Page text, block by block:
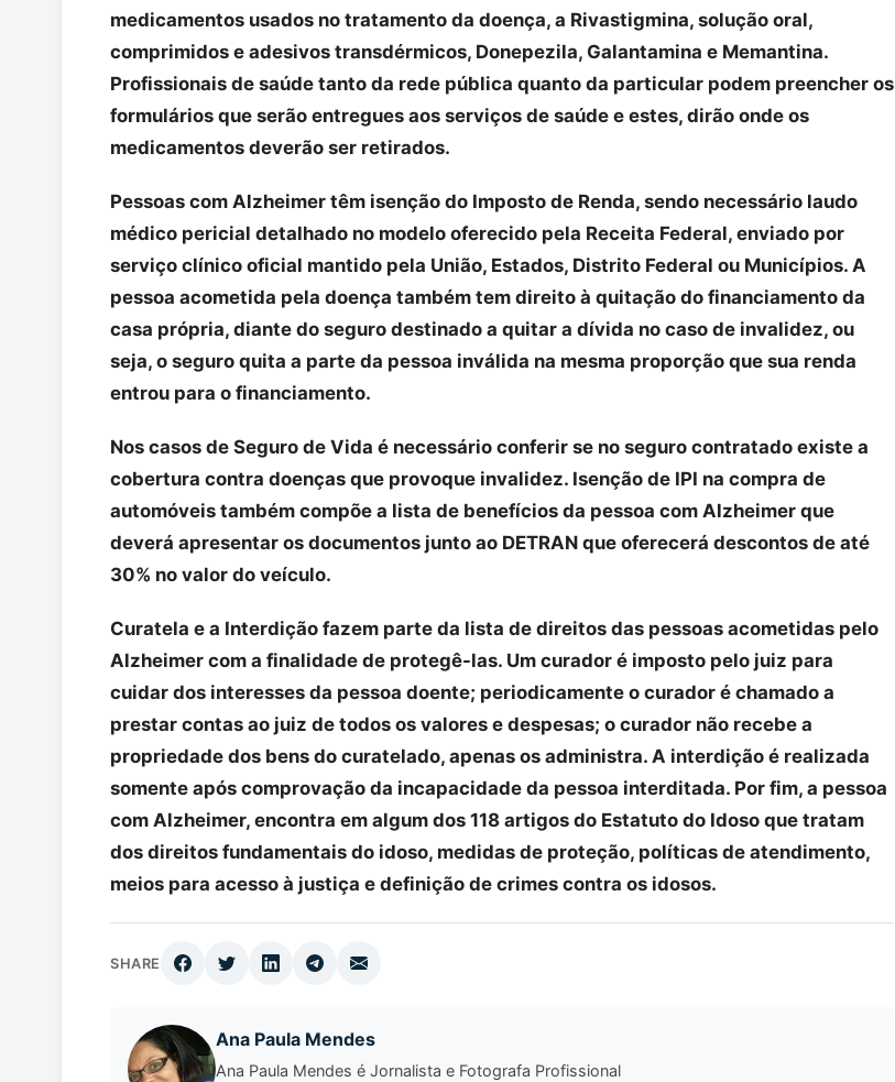
medicamentos usados no tratamento da doença, a Rivastigmina, solução oral,
comprimidos e adesivos transdérmicos, Donepezila, Galantamina e Memantina.
Profissionais de saúde tanto da rede pública quanto da particular podem preencher os
formulários que serão entregues aos serviços de saúde e estes, dirão onde os
medicamentos deverão ser retirados.
Pessoas com Alzheimer têm isenção do Imposto de Renda, sendo necessário laudo
médico pericial detalhado no modelo oferecido pela Receita Federal, enviado por
serviço clínico oficial mantido pela União, Estados, Distrito Federal ou Municípios. A
pessoa acometida pela doença também tem direito à quitação do financiamento da
casa própria, diante do seguro destinado a quitar a dívida no caso de invalidez, ou
seja, o seguro quita a parte da pessoa inválida na mesma proporção que sua renda
entrou para o financiamento.
Nos casos de Seguro de Vida é necessário conferir se no seguro contratado existe a
cobertura contra doenças que provoque invalidez. Isenção de IPI na compra de
automóveis também compõe a lista de benefícios da pessoa com Alzheimer que
deverá apresentar os documentos junto ao DETRAN que oferecerá descontos de até
30% no valor do veículo.
Curatela e a Interdição fazem parte da lista de direitos das pessoas acometidas pelo
Alzheimer com a finalidade de protegê-las. Um curador é imposto pelo juiz para
cuidar dos interesses da pessoa doente; periodicamente o curador é chamado a
prestar contas ao juiz de todos os valores e despesas; o curador não recebe a
propriedade dos bens do curatelado, apenas os administra. A interdição é realizada
somente após comprovação da incapacidade da pessoa interditada. Por fim, a pessoa
com Alzheimer, encontra em algum dos 118 artigos do Estatuto do Idoso que tratam
dos direitos fundamentais do idoso, medidas de proteção, políticas de atendimento,
meios para acesso à justiça e definição de crimes contra os idosos.
SHARE
Ana Paula Mendes
Ana Paula Mendes é Jornalista e Fotografa Profissional